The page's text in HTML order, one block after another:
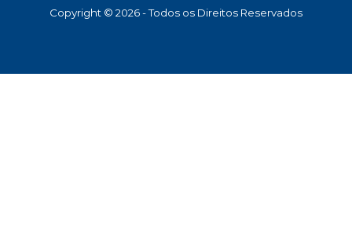
Copyright © 2026 - Todos os Direitos Reservados